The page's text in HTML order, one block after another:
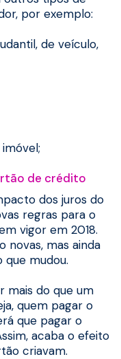
por exemplo:
de veículo,
de crédito
dos juros do
regras para o
vigor em 2018.
novas, mas ainda
mudou.
mais do que um
quem pagar o
que pagar o
acaba o efeito
criavam.